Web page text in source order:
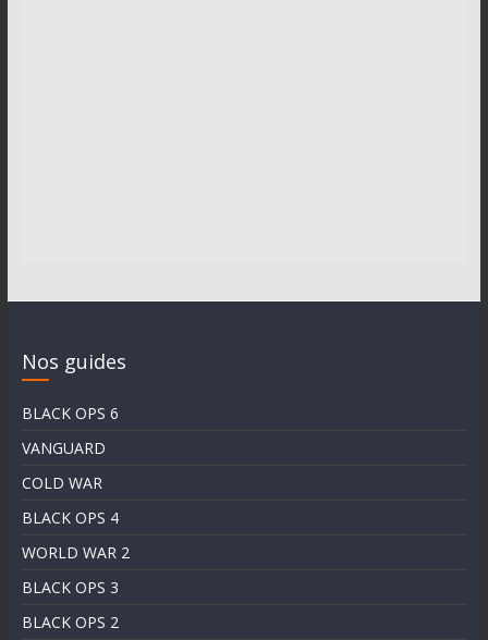
Nos guides
BLACK OPS 6
VANGUARD
COLD WAR
BLACK OPS 4
WORLD WAR 2
BLACK OPS 3
BLACK OPS 2